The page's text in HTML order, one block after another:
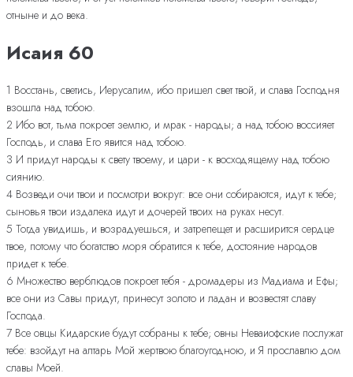
отныне и до века.
Исаия 60
1 Восстань, светись, Иерусалим, ибо пришел свет твой, и слава Господня
взошла над тобою.
2 Ибо вот, тьма покроет землю, и мрак - народы; а над тобою воссияет
Господь, и слава Его явится над тобою.
3 И придут народы к свету твоему, и цари - к восходящему над тобою
сиянию.
4 Возведи очи твои и посмотри вокруг: все они собираются, идут к тебе;
сыновья твои издалека идут и дочерей твоих на руках несут.
5 Тогда увидишь, и возрадуешься, и затрепещет и расширится сердце
твое, потому что богатство моря обратится к тебе, достояние народов
придет к тебе.
6 Множество верблюдов покроет тебя - дромадеры из Мадиама и Ефы;
все они из Савы придут, принесут золото и ладан и возвестят славу
Господа.
7 Все овцы Кидарские будут собраны к тебе; овны Неваиофские послужат
тебе: взойдут на алтарь Мой жертвою благоугодною, и Я прославлю дом
славы Моей.